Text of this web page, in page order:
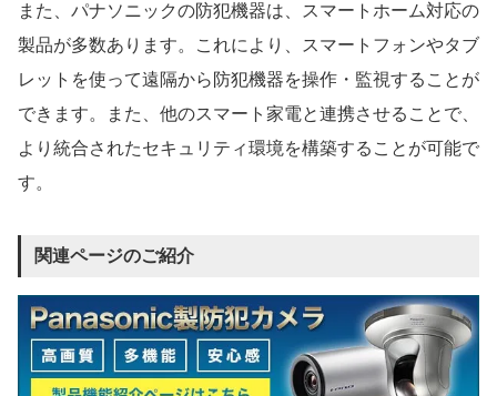
また、パナソニックの防犯機器は、スマートホーム対応の
製品が多数あります。これにより、スマートフォンやタブ
レットを使って遠隔から防犯機器を操作・監視することが
できます。また、他のスマート家電と連携させることで、
より統合されたセキュリティ環境を構築することが可能で
す。
関連ページのご紹介